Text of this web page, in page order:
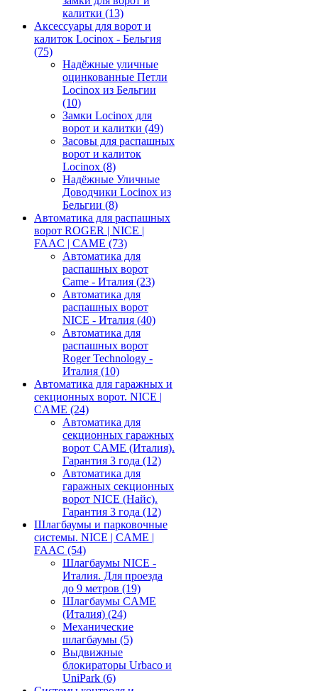
калитки (13)
Аксессуары для ворот и
калиток Locinox - Бельгия
(75)
Надёжные уличные
оцинкованные Петли
Locinox из Бельгии
(10)
Замки Locinox для
ворот и калитки (49)
Засовы для распашных
ворот и калиток
Locinox (8)
Надёжные Уличные
Доводчики Locinox из
Бельгии (8)
Автоматика для распашных
ворот ROGER | NICE |
FAAC | CAME (73)
Автоматика для
распашных ворот
Came - Италия (23)
Автоматика для
распашных ворот
NICE - Италия (40)
Автоматика для
распашных ворот
Roger Technology -
Италия (10)
Автоматика для гаражных и
секционных ворот. NICE |
CAME (24)
Автоматика для
секционных гаражных
ворот CAME (Италия).
Гарантия 3 года (12)
Автоматика для
гаражных секционных
ворот NICE (Найс).
Гарантия 3 года (12)
Шлагбаумы и парковочные
системы. NICE | CAME |
FAAC (54)
Шлагбаумы NICE -
Италия. Для проезда
до 9 метров (19)
Шлагбаумы CAME
(Италия) (24)
Механические
шлагбаумы (5)
Выдвижные
блокираторы Urbaco и
UniPark (6)